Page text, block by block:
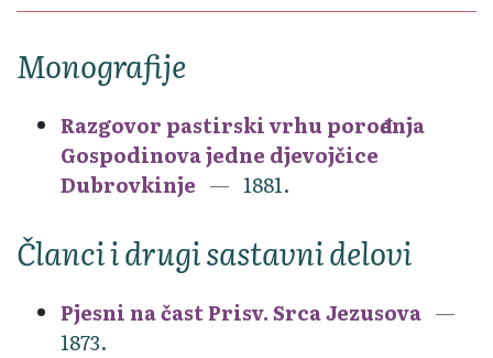
Monografije
Razgovor pastirski vrhu porođenja
Gospodinova jedne djevojčice
Dubrovkinje
1881.
Članci i drugi sastavni delovi
Pjesni na čast Prisv. Srca Jezusova
1873.